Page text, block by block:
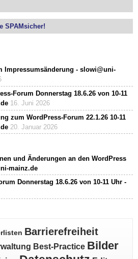
SPAMsicher!
Impressumsänderung - slowi@uni-
Forum Donnerstag 18.6.26 von 10-11
16. Juni 2026
zum WordPress-Forum 22.1.26 10-11
20. Januar 2026
und Änderungen an den WordPress
mainz.de
Donnerstag 18.6.26 von 10-11 Uhr -
Barrierefreiheit
Best-Practice Bilder